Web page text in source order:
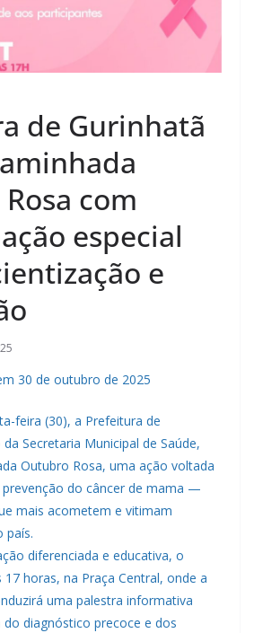
de Gurinhatã
com
especial
e
30 de outubro de 2025
feira (30), a Prefeitura de
Secretaria Municipal de Saúde,
Outubro Rosa, uma ação voltada
do câncer de mama —
mais acometem e vitimam
país.
diferenciada e educativa, o
horas, na Praça Central, onde a
uma palestra informativa
diagnóstico precoce e dos